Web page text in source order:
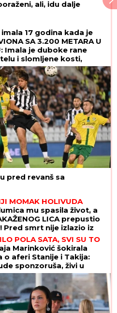
ali, idu dalje
17 godina kada je
SA 3.200 METARA U
Imala je duboke rane
i slomljene kosti,
MAJKU, ali nije želela
pred revanš sa
MOMAK HOLIVUDA
mu spasila život, a
LICA prepustio
Pred smrt nije izlazio iz
POLA SATA, SVI SU TO
Marinković šokirala
o aferi Stanije i Takija:
sponzoruša, živi u